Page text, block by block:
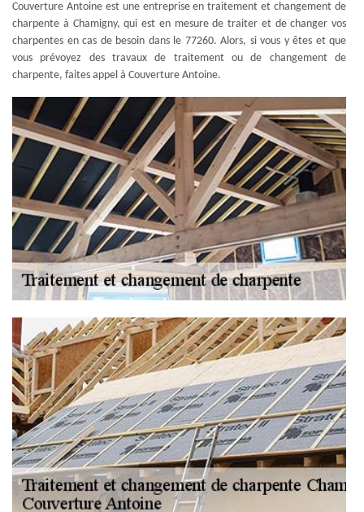
Couverture Antoine est une entreprise en traitement et changement de
charpente à Chamigny, qui est en mesure de traiter et de changer vos
charpentes en cas de besoin dans le 77260. Alors, si vous y êtes et que
vous prévoyez des travaux de traitement ou de changement de
charpente, faites appel à Couverture Antoine.